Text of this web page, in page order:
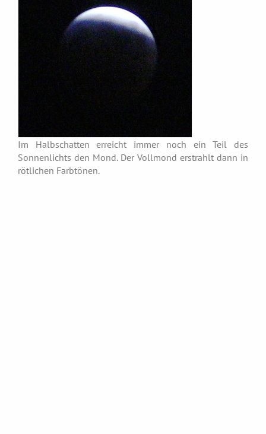
Im Halbschatten erreicht immer noch ein Teil des
Sonnenlichts den Mond. Der Vollmond erstrahlt dann in
rötlichen Farbtönen.